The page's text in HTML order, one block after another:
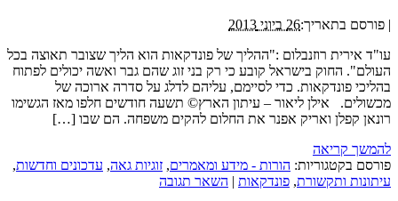
| פורסם בתאריך:26 ביוני 2013
עו"ד אירית רוזנבלום :"ההליך של פונדקאות הוא הליך שצובר תאוצה בכל
העולם". החוק בישראל קובע כי רק בני זוג שהם גבר ואשה יכולים לפתוח
בהליכי פונדקאות. כדי לסיימם, עליהם לדלג על סדרה ארוכה של
מכשולים. אילן ליאור – עיתון הארץ© תשעה חודשים חלפו מאז הגשימו
רונאן קפלן ואריק אפנר את החלום להקים משפחה. הם שבו […]
להמשך קריאה
פורסם בקטגוריות: הורות - מידע ומאמרים, זוגיות גאה, עדכונים וחדשות,
עיתונות ותקשורת, פונדקאות | השאר תגובה